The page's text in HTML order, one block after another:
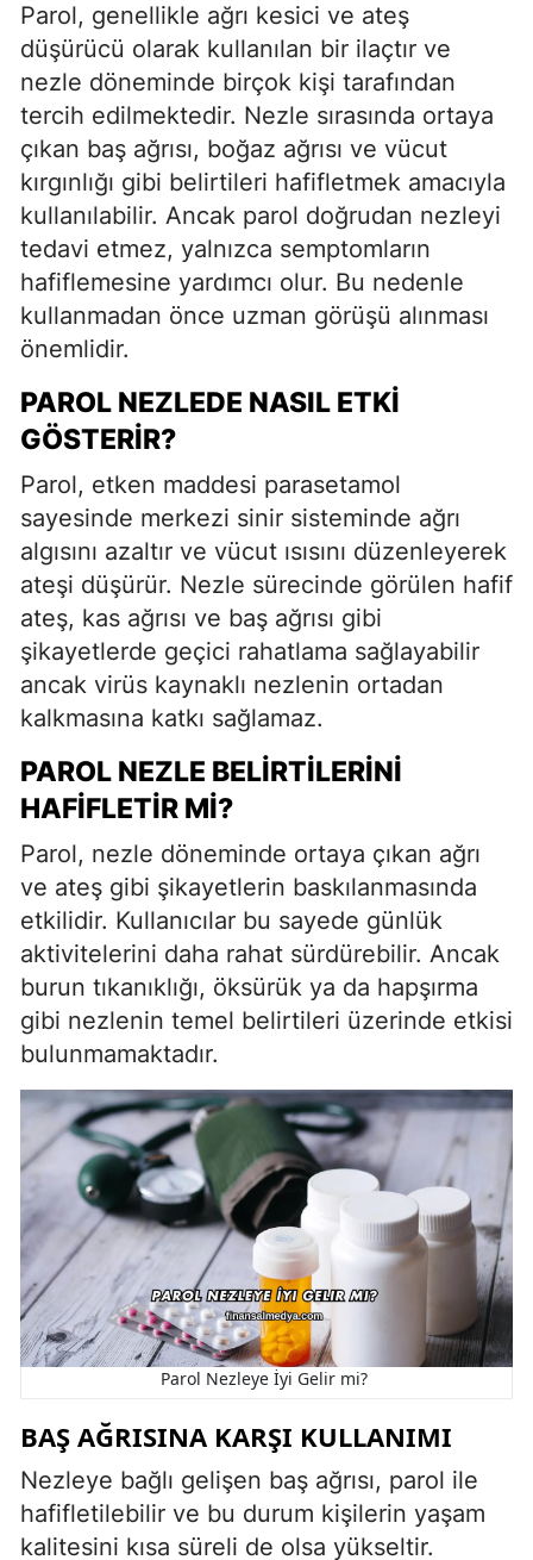
Parol, genellikle ağrı kesici ve ateş
düşürücü olarak kullanılan bir ilaçtır ve
nezle döneminde birçok kişi tarafından
tercih edilmektedir. Nezle sırasında ortaya
çıkan baş ağrısı, boğaz ağrısı ve vücut
kırgınlığı gibi belirtileri hafifletmek amacıyla
kullanılabilir. Ancak parol doğrudan nezleyi
tedavi etmez, yalnızca semptomların
hafiflemesine yardımcı olur. Bu nedenle
kullanmadan önce uzman görüşü alınması
önemlidir.
PAROL NEZLEDE NASIL ETKI
GÖSTERIR?
Parol, etken maddesi parasetamol
sayesinde merkezi sinir sisteminde ağrı
algısını azaltır ve vücut ısısını düzenleyerek
ateşi düşürür. Nezle sürecinde görülen hafif
ateş, kas ağrısı ve baş ağrısı gibi
şikayetlerde geçici rahatlama sağlayabilir
ancak virüs kaynaklı nezlenin ortadan
kalkmasına katkı sağlamaz.
PAROL NEZLE BELIRTILERINI
HAFIFLETIR MI?
Parol, nezle döneminde ortaya çıkan ağrı
ve ateş gibi şikayetlerin baskılanmasında
etkilidir. Kullanıcılar bu sayede günlük
aktivitelerini daha rahat sürdürebilir. Ancak
burun tıkanıklığı, öksürük ya da hapşırma
gibi nezlenin temel belirtileri üzerinde etkisi
bulunmamaktadır.
Parol Nezleye İyi Gelir mi?
BAŞ AĞRISINA KARŞI KULLANIMI
Nezleye bağlı gelişen baş ağrısı, parol ile
hafifletilebilir ve bu durum kişilerin yaşam
kalitesini kısa süreli de olsa yükseltir.